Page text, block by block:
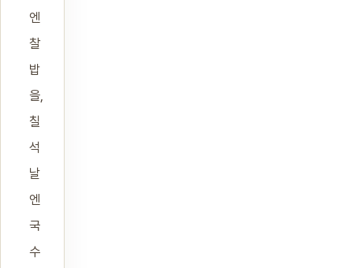
엔
찰
밥
을,
칠
석
날
엔
국
수